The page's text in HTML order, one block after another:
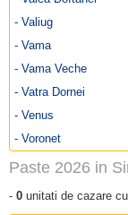
- Valiug
- Vama
- Vama Veche
- Vatra Dornei
- Venus
- Voronet
Paste 2026 in
- 0 unitati de cazare